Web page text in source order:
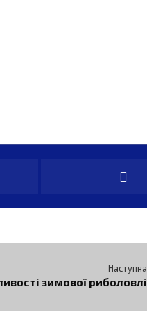
Наступна
зимової риболовлі